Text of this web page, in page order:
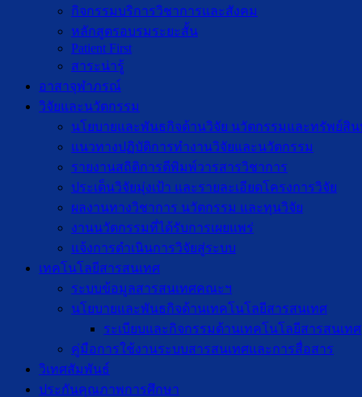
กิจกรรมบริการวิชาการและสังคม
หลักสูตรอบรมระยะสั้น
Patient First
สาระน่ารู้
อาสาจุฬาภรณ์
วิจัยและนวัตกรรม
นโยบายและพันธกิจด้านวิจัย นวัตกรรมและทรัพย์สิ
แนวทางปฏิบัติการทำงานวิจัยและนวัตกรรม
รายงานสถิติการตีพิมพ์วารสารวิชาการ
ประเด็นวิจัยมุ่งเป้า และรายละเอียดโครงการวิจัย
ผลงานทางวิชาการ นวัตกรรม และทุนวิจัย
งานนวัตกรรมที่ได้รับการเผยแพร่
แจ้งการดำเนินการวิจัยสู่ระบบ
เทคโนโลยีสารสนเทศ
ระบบข้อมูลสารสนเทศคณะฯ
นโยบายและพันธกิจด้านเทคโนโลยีสารสนเทศ
ระเบียบและกิจกรรมด้านเทคโนโลยีสารสนเทศ
คู่มือการใช้งานระบบสารสนเทศและการสื่อสาร
วิเทศสัมพันธ์
ประกันคุณภาพการศึกษา